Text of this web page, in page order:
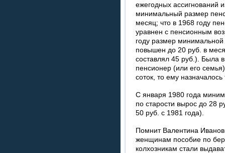
ежегодных ассигнований
минимальный размер
месяц; что в 1968 году
уравнен с пенсионным
году размер минимальной
повышен до 20 руб. в
составлял 45 руб.). Была
пенсионер (или его
соток, то ему
С января 1980 года
по старости вырос до 28
50 руб. с 1981 года).
Помнит Валентина
женщинам пособие по
колхозникам стали